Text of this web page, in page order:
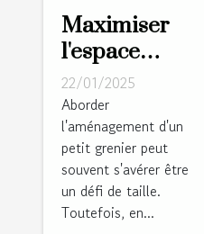
Maximiser
l'espace
dans un
petit grenier
avec le
minimalisme
scandinave
22/01/2025
Aborder
l'aménagement d'un
petit grenier peut
souvent s'avérer être
un défi de taille.
Toutefois, en...